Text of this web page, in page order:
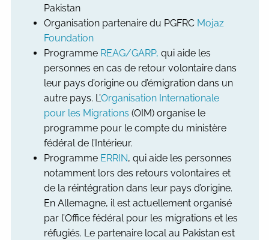
Pakistan
Organisation partenaire du PGFRC Mojaz
Foundation
Programme REAG/GARP, qui aide les
personnes en cas de retour volontaire dans
leur pays d’origine ou d’émigration dans un
autre pays. L’Organisation Internationale
pour les Migrations (OIM) organise le
programme pour le compte du ministère
fédéral de l’Intérieur.
Programme ERRIN, qui aide les personnes
notamment lors des retours volontaires et
de la réintégration dans leur pays d’origine.
En Allemagne, il est actuellement organisé
par l’Office fédéral pour les migrations et les
réfugiés. Le partenaire local au Pakistan est